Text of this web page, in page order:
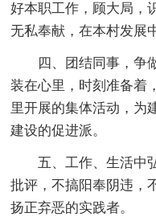
好本职工作，顾大局，
无私奉献，在本村发展
四、团结同事，争
装在心里，时刻准备着
里开展的集体活动，为
建设的促进派。
五、工作、生活中
批评，不搞阳奉阴违，
扬正弃恶的实践者。